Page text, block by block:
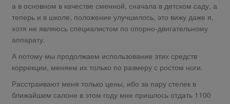
а в основном в качестве сменной, сначала в детском саду, а
теперь и в школе, положение улучшилось, это вижу даже я,
хотя не являюсь специалистом по опорно-двигательному
аппарату.
А потому мы продолжаем использование этих средств
коррекции, меняем их только по размеру с ростом ноги.
Расстраивают меня только цены, ибо за пару стелек в
ближайшем салоне в этом году мне пришлось отдать 1100